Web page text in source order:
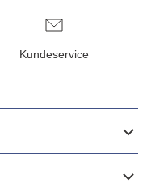
Kundeservice